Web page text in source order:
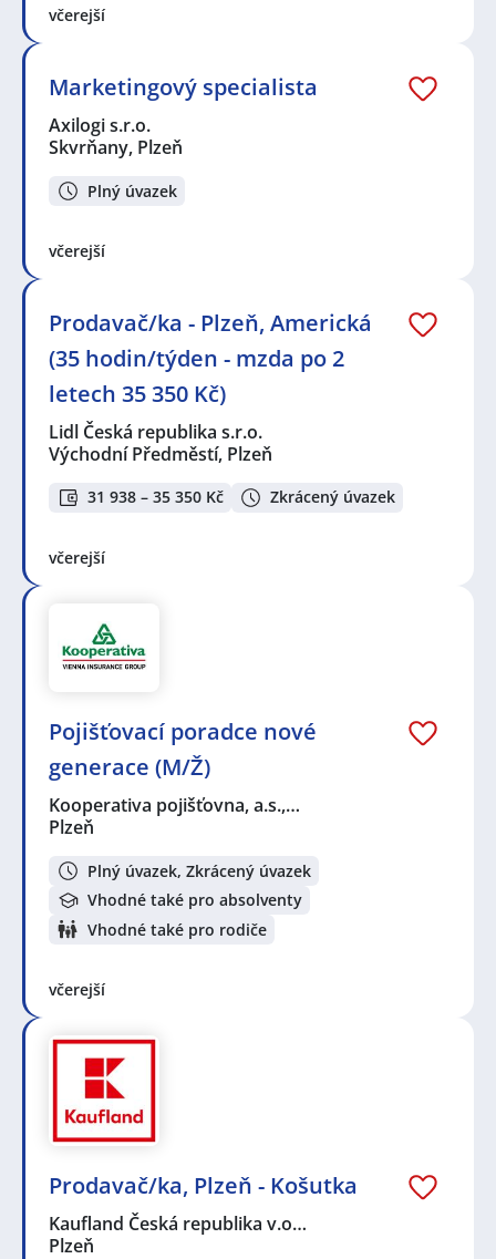
včerejší
Marketingový specialista
Axilogi s.r.o.
Skvrňany, Plzeň
Plný úvazek
včerejší
Prodavač/ka - Plzeň, Americká
(35 hodin/týden - mzda po 2
letech 35 350 Kč)
Lidl Česká republika s.r.o.
Východní Předměstí, Plzeň
31 938 – 35 350 Kč Zkrácený úvazek
včerejší
Pojišťovací poradce nové
generace (M/Ž)
Kooperativa pojišťovna, a.s.,…
Plzeň
Plný úvazek, Zkrácený úvazek
Vhodné také pro absolventy
Vhodné také pro rodiče
včerejší
Prodavač/ka, Plzeň - Košutka
Kaufland Česká republika v.o…
Plzeň